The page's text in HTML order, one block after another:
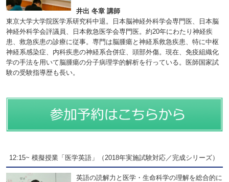
井出 冬章 講師
東京大学大学院医学系研究科中退。日本脳神経外科学会専門医、日本脳
神経外科学会評議員、日本救急医学会専門医。約20年にわたり神経疾
患、救急疾患の診療に従事。専門は脳腫瘍と神経系救急疾患、特に中枢
神経系感染症、内科疾患の神経系合併症、頭部外傷。現在、免疫組織化
学の手法を用いて脳腫瘍の分子病理学的解析を行っている。医師国家試
験の受験指導歴も長い。
12:15~ 模擬授業「医学英語」（2018年実施試験対応／完成シリーズ）
英語の読解力と医学・生命科学の理解を総合的に